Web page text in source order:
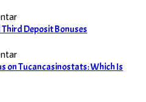
Deposit Bonuses
on Tucancasinostats: Which Is